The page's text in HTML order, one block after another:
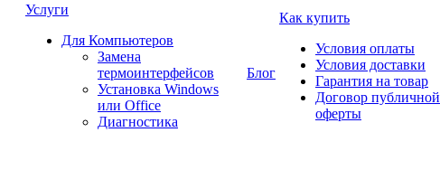
Услуги
Для Компьютеров
Замена
термоинтерфейсов
Установка Windows
или Office
Диагностика
Блог
Как купить
Условия оплаты
Условия доставки
Гарантия на товар
Договор публичной
оферты